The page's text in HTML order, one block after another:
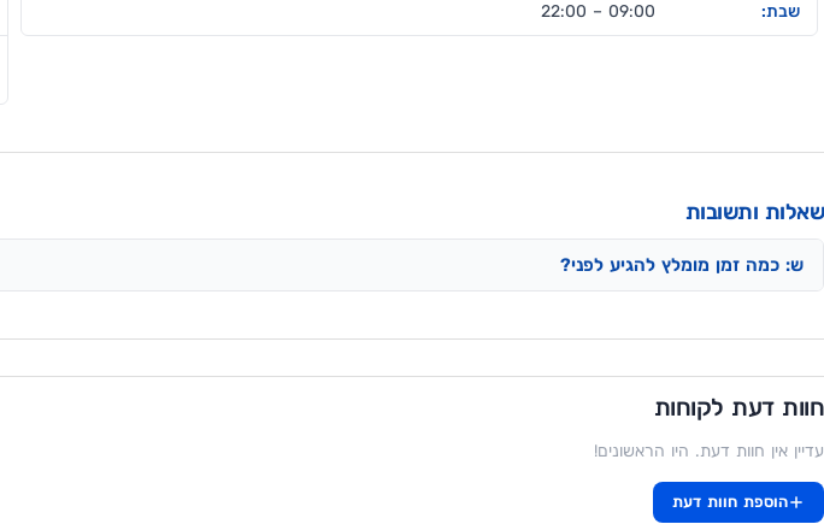
שבת: 09:00 – 22:00
שאלות ותשובות
ש: כמה זמן מומלץ להגיע לפני?
חוות דעת לקוחות
עדיין אין חוות דעת. היו הראשונים!
הוספת חוות דעת